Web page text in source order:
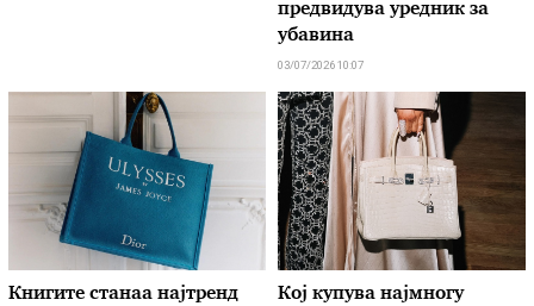
предвидува уредник за
убавина
03/07/2026 10:07
Книгите станаа најтренд
Кој купува најмногу